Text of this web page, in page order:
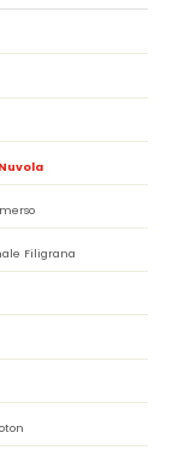
Filigrana